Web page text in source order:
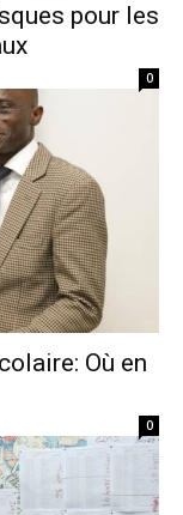
pour les
0
Où en
0